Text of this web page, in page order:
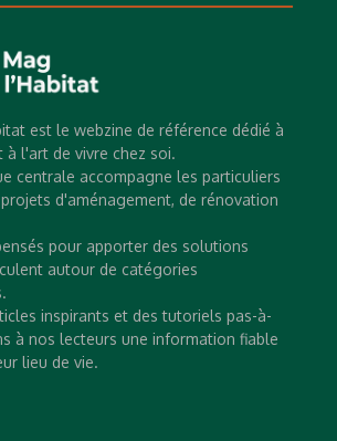
est le webzine de référence dédié à
l'art de vivre chez soi.
centrale accompagne les particuliers
d'aménagement, de rénovation
pour apporter des solutions
autour de catégories
inspirants et des tutoriels pas-à-
à nos lecteurs une information fiable
lieu de vie.